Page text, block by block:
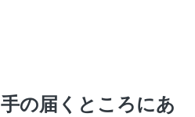
の届くところにあ